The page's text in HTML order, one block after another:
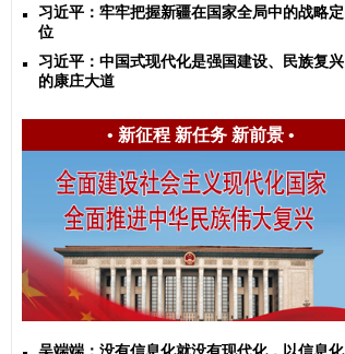
习近平：牢牢把握新疆在国家全局中的战略定
位
习近平：中国式现代化是强国建设、民族复兴
的康庄大道
• 新征程 新任务 新前景•